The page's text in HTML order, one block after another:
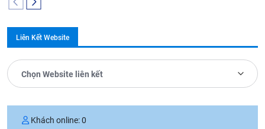
Liên Kết Website
Chọn Website liên kết
Khách online:0